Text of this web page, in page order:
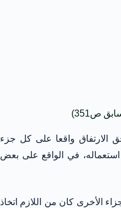
ص351)
الارتفاق واقعا على كل جزء
استعماله، في الواقع على بعض
الأخرى كان من اللازم اتخاذ